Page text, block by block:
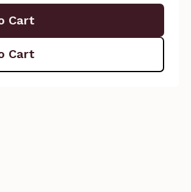
Cart
Cart